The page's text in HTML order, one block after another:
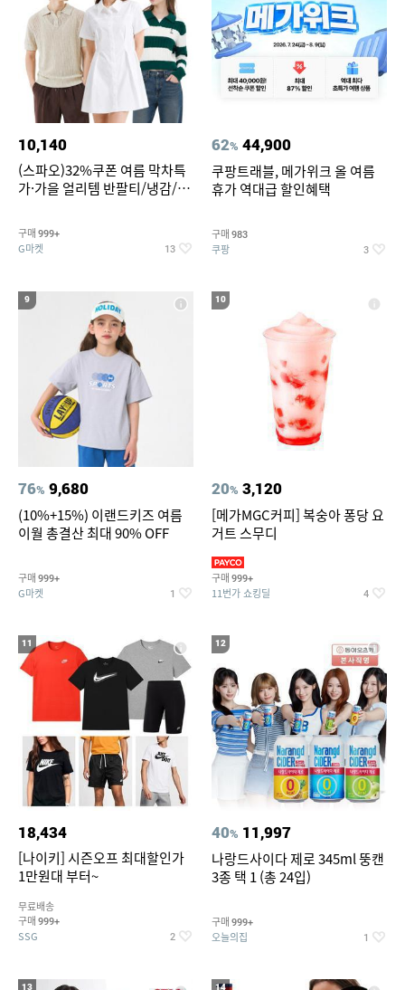
10,140
(스파오)32%쿠폰 여름 막차특
가·가을 얼리템 반팔티/냉감/반
건 외 ~74%OFF
구매 999+
G마켓 13
62% 44,900
쿠팡트래블, 메가위크 올 여름
휴가 역대급 할인혜택
구매 983
쿠팡 3
9
76% 9,680
(10%+15%) 이랜드키즈 여름
이월 총결산 최대 90% OFF
구매 999+
G마켓 1
10
20% 3,120
[메가MGC커피] 복숭아 퐁당 요
거트 스무디
구매 999+
11번가 쇼킹딜 4
11
18,434
[나이키] 시즌오프 최대할인가
1만원대 부터~
무료배송
구매 999+
SSG 2
12
40% 11,997
나랑드사이다 제로 345ml 뚱캔
3종 택 1 (총 24입)
구매 999+
오늘의집 1
13 14